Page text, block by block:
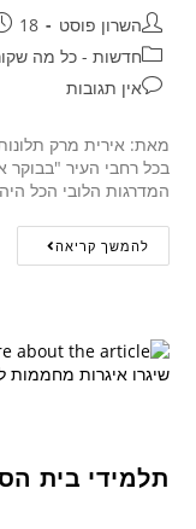
השרון פוסט
18 במאי 2020
חדשות - כל מה שקורה
אין תגובות
מאת: אירית מרק
בכל רחבי העיר
המדרגות הלובי הכל
להמשך קריאה
תלמידי בית